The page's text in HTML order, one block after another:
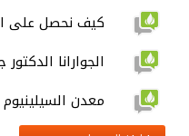
كيف نحصل على
الجوارانا
معدن